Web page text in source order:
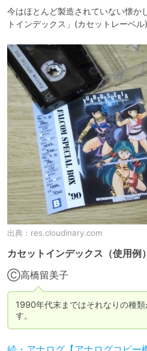
今はほとんど製造されていない懐か
トインデックス」(カセットレーベル
出典： res.cloudinary.com
カセットインデックス（使用例）
Ⓒ高橋留美子
1990年代末まではそれなりの種
す。